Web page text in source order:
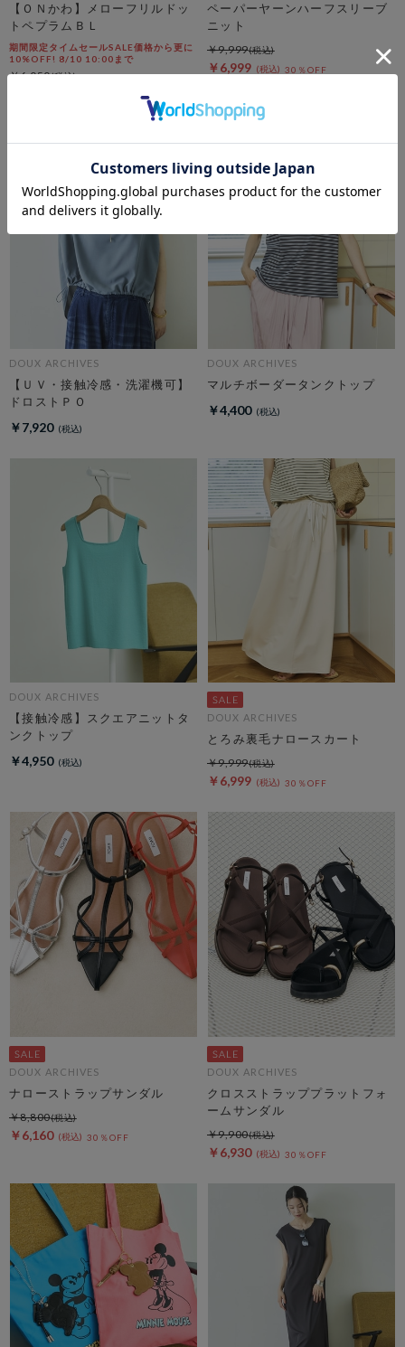
【ＯＮかわ】メローフリルドッ
トペプラムＢＬ
期間限定タイムセールSALE価格から更に
10%OFF! 8/10 10:00まで
￥6,050
ペーパーヤーンハーフスリーブ
ニット
￥6,999 30％OFF
￥9,999
DOUX ARCHIVES
【ＵＶ・接触冷感・洗濯機可】
ドロストＰＯ
￥7,920
DOUX ARCHIVES
マルチボーダータンクトップ
￥4,400
DOUX ARCHIVES
【接触冷感】スクエアニットタ
ンクトップ
￥4,950
DOUX ARCHIVES
とろみ裏毛ナロースカート
￥6,999 30％OFF
￥9,999
DOUX ARCHIVES
ナローストラップサンダル
￥6,160 30％OFF
￥8,800
DOUX ARCHIVES
クロスストラッププラットフォ
ームサンダル
￥6,930 30％OFF
￥9,900